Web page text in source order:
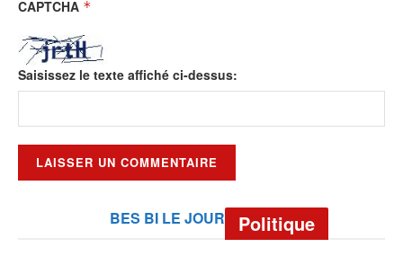
CAPTCHA *
Saisissez le texte affiché ci-dessus:
BES BI LE JOUR Politique